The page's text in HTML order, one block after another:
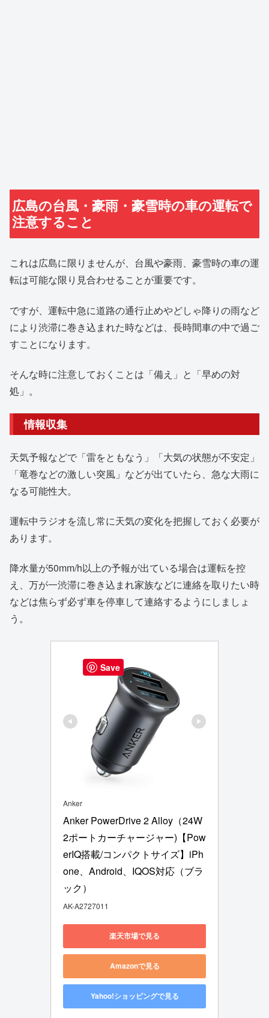
広島の台風・豪雨・豪雪時の車の運転で
注意すること
これは広島に限りませんが、台風や豪雨、豪雪時の車の運
転は可能な限り見合わせることが重要です。
ですが、運転中急に道路の通行止めやどしゃ降りの雨など
により渋滞に巻き込まれた時などは、長時間車の中で過ご
すことになります。
そんな時に注意しておくことは「備え」と「早めの対
処」。
情報収集
天気予報などで「雷をともなう」「大気の状態が不安定」
「竜巻などの激しい突風」などが出ていたら、急な大雨に
なる可能性大。
運転中ラジオを流し常に天気の変化を把握しておく必要が
あります。
降水量が50mm/h以上の予報が出ている場合は運転を控
え、万が一渋滞に巻き込まれ家族などに連絡を取りたい時
などは焦らず必ず車を停車して連絡するようにしましょ
う。
Anker
Anker PowerDrive 2 Alloy（24W
2ポートカーチャージャー)【Pow
erIQ搭載/コンパクトサイズ】iPh
one、Android、IQOS対応（ブラ
ック）
AK-A2727011
楽天市場で見る
Amazonで見る
Yahoo!ショッピングで見る
Save